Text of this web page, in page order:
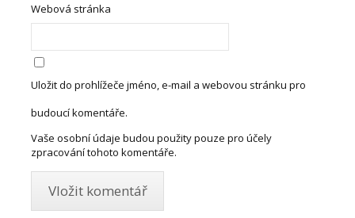
Webová stránka
Uložit do prohlížeče jméno, e-mail a webovou stránku pro
budoucí komentáře.
Vaše osobní údaje budou použity pouze pro účely
zpracování tohoto komentáře.